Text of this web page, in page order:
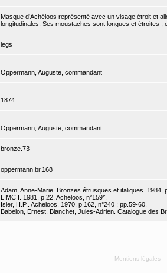
Masque d’Achéloos représenté avec un visage étroit et
longitudinales. Ses moustaches sont longues et étroites
legs
Oppermann, Auguste, commandant
1874
Oppermann, Auguste, commandant
bronze.73
oppermann.br.168
Adam, Anne-Marie. Bronzes étrusques et italiques. 1984,
LIMC I. 1981, p.22, Acheloos, n°159*.
Isler, H.P.. Acheloos. 1970, p.162, n°240 ; pp.59-60.
Babelon, Ernest, Blanchet, Jules-Adrien. Catalogue des
Mentions légales